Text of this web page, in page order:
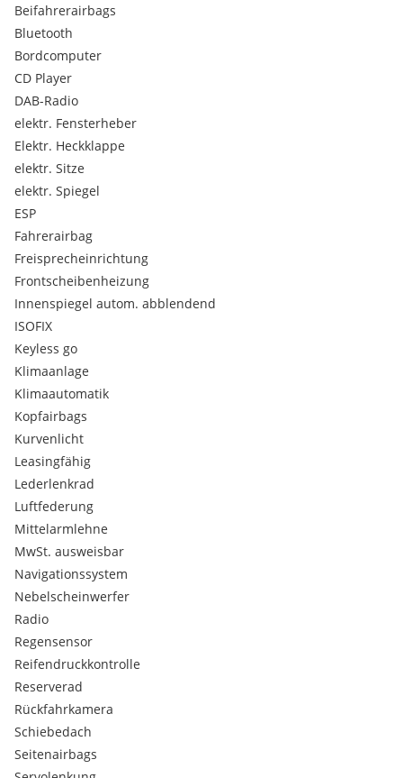
STANDHEIZUNG
SITZHEIZUNG VORNE HINTEN
SCHIEBEDACH
LEDER
LENKRAD HEIZUNG
ALUFELGEN ALLWETTERREIFEN
AHK
usw.....
TURBO AGR NEU!!
ZUSTELLUNG MÖGLICH!!
WEITERE FRAGEN BITTE ANRUFEN !!!
EINGABEFEHLER VORBEHALTEN !!!
Bitte vereinbaren Sie einen Besichtigungstermin unter
Kontakt:
AE Motors e.U
Johann Miltner Straße 7
2442 Unterwaltersdorf
Öffnungszeiten:
Mo-Fr 09:00-18:00 Uhr
Sa 10:00-15:00 Uhr
Beifahrerairbags
Bluetooth
Bordcomputer
CD Player
DAB-Radio
elektr. Fensterheber
Elektr. Heckklappe
elektr. Sitze
elektr. Spiegel
ESP
Fahrerairbag
Freisprecheinrichtung
Frontscheibenheizung
Innenspiegel autom. abblendend
ISOFIX
Keyless go
Klimaanlage
Klimaautomatik
Kopfairbags
Kurvenlicht
Leasingfähig
Lederlenkrad
Luftfederung
Mittelarmlehne
MwSt. ausweisbar
Navigationssystem
Nebelscheinwerfer
Radio
Regensensor
Reifendruckkontrolle
Reserverad
Rückfahrkamera
Schiebedach
Seitenairbags